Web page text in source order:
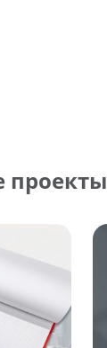
проекты